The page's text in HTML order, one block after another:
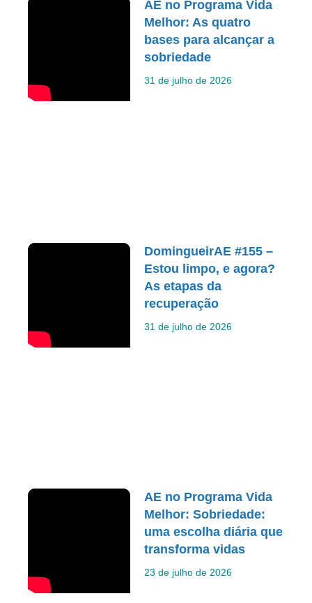
AE no Programa Vida
Melhor: As quatro
bases para alcançar a
sobriedade
31 de julho de 2026
DomingueirAE #155 –
Estou limpo, e agora?
As etapas da
recuperação
31 de julho de 2026
AE no Programa Vida
Melhor: Sobriedade:
uma escolha diária que
transforma vidas
23 de julho de 2026